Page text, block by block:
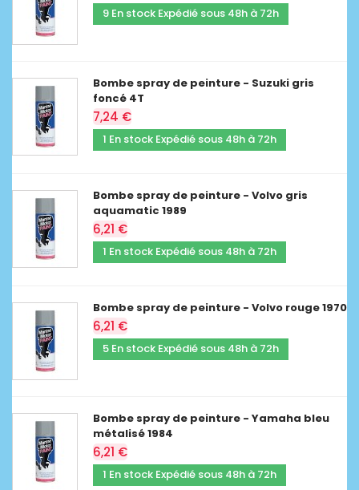
9 En stock Expédié sous 48h à 72h
Bombe spray de peinture - Suzuki gris
foncé 4T
7,24 €
1 En stock Expédié sous 48h à 72h
Bombe spray de peinture - Volvo gris
aquamatic 1989
6,21 €
1 En stock Expédié sous 48h à 72h
Bombe spray de peinture - Volvo rouge 1970
6,21 €
5 En stock Expédié sous 48h à 72h
Bombe spray de peinture - Yamaha bleu
métalisé 1984
6,21 €
1 En stock Expédié sous 48h à 72h